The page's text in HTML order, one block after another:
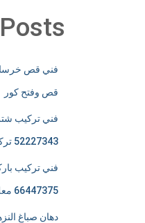
قص وفتح كور
فني تركيب
52227343 تركيب شترات
فني تركيب
66447375 معلم سيراميك و باركيه